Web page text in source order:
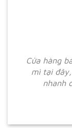
Cửa hàng
mì tại
nhanh